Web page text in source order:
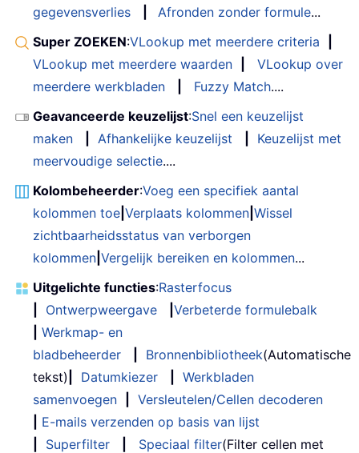
gegevensverlies
Afronden zonder formule...
Super ZOEKEN:VLookup met meerdere criteria
VLookup met meerdere waarden
VLookup over
meerdere werkbladen
Fuzzy Match....
Geavanceerde keuzelijst:Snel een keuzelijst
maken
Afhankelijke keuzelijst
Keuzelijst met
meervoudige selectie....
Kolombeheerder:Voeg een specifiek aantal
kolommen toe Verplaats kolommen Wissel
zichtbaarheidsstatus van verborgen
kolommen Vergelijk bereiken en kolommen...
Uitgelichte functies:Rasterfocus
Ontwerpweergave
Verbeterde formulebalk
Werkmap- en
bladbeheerder
Bronnenbibliotheek(Automatische
tekst)
Datumkiezer
Werkbladen
samenvoegen
Versleutelen/Cellen decoderen
E-mails verzenden op basis van lijst
Superfilter Speciaal filter(Filter cellen met